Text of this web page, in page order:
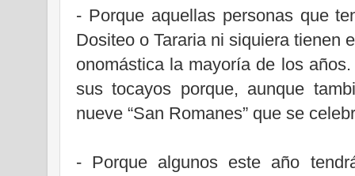
- Porque aquellas personas que
Dositeo o Tararia ni siquiera tienen
onomástica la mayoría de los
sus tocayos porque, aunque
nueve “San Romanes” que se
- Porque algunos este año